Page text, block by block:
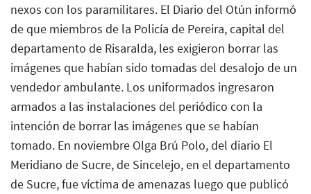
nexos con los paramilitares. El Diario del Otún informó
de que miembros de la Policía de Pereira, capital del
departamento de Risaralda, les exigieron borrar las
imágenes que habían sido tomadas del desalojo de un
vendedor ambulante. Los uniformados ingresaron
armados a las instalaciones del periódico con la
intención de borrar las imágenes que se habían
tomado. En noviembre Olga Brú Polo, del diario El
Meridiano de Sucre, de Sincelejo, en el departamento
de Sucre, fue víctima de amenazas luego que publicó